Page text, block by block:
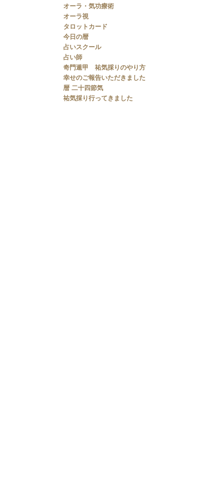
オーラ・気功療術
オーラ視
タロットカード
今日の暦
占いスクール
占い師
奇門遁甲 祐気採りのやり方
幸せのご報告いただきました
暦 二十四節気
祐気採り行ってきました